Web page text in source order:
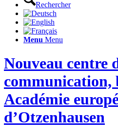
Rechercher
Menu Menu
Nouveau centre
communication,
Académie
d’Otzenhausen